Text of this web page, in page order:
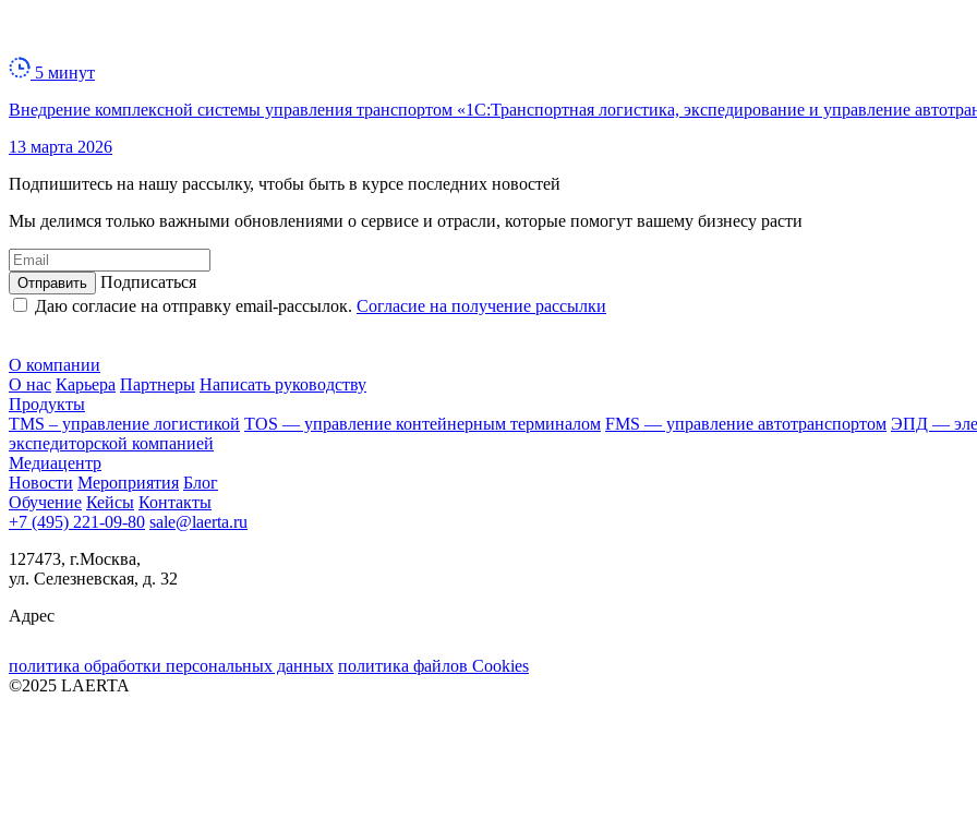
5 минут
Внедрение комплексной системы управления транспортом «1С:Транспортная логистика, экспедирование и управление
13 марта 2026
Подпишитесь на нашу рассылку, чтобы быть в курсе последних новостей
Мы делимся только важными обновлениями о сервисе и отрасли, которые помогут вашему бизнесу расти
Подписаться
Даю согласие на отправку email-рассылок. Согласие на получение рассылки
О компании
О нас Карьера Партнеры Написать руководству
Продукты
TMS – управление логистикой TOS — управление контейнерным терминалом FMS — управление автотранспортом ЭПД —
экспедиторской компанией
Медиацентр
Новости Мероприятия Блог
Обучение Кейсы Контакты
+7 (495) 221-09-80 sale@laerta.ru
127473, г.Москва,
ул. Селезневская, д. 32
Адрес
политика обработки персональных данных политика файлов Cookies
©2025 LAERTA